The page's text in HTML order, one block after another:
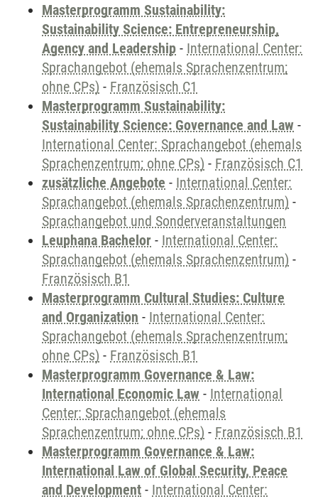
Masterprogramm Sustainability:
Sustainability Science: Entrepreneurship,
Agency and Leadership - International Center:
Sprachangebot (ehemals Sprachenzentrum;
ohne CPs) - Französisch C1
Masterprogramm Sustainability:
Sustainability Science: Governance and Law -
International Center: Sprachangebot (ehemals
Sprachenzentrum; ohne CPs) - Französisch C1
zusätzliche Angebote - International Center:
Sprachangebot (ehemals Sprachenzentrum) -
Sprachangebot und Sonderveranstaltungen
Leuphana Bachelor - International Center:
Sprachangebot (ehemals Sprachenzentrum) -
Französisch B1
Masterprogramm Cultural Studies: Culture
and Organization - International Center:
Sprachangebot (ehemals Sprachenzentrum;
ohne CPs) - Französisch B1
Masterprogramm Governance & Law:
International Economic Law - International
Center: Sprachangebot (ehemals
Sprachenzentrum; ohne CPs) - Französisch B1
Masterprogramm Governance & Law:
International Law of Global Security, Peace
and Development - International Center: